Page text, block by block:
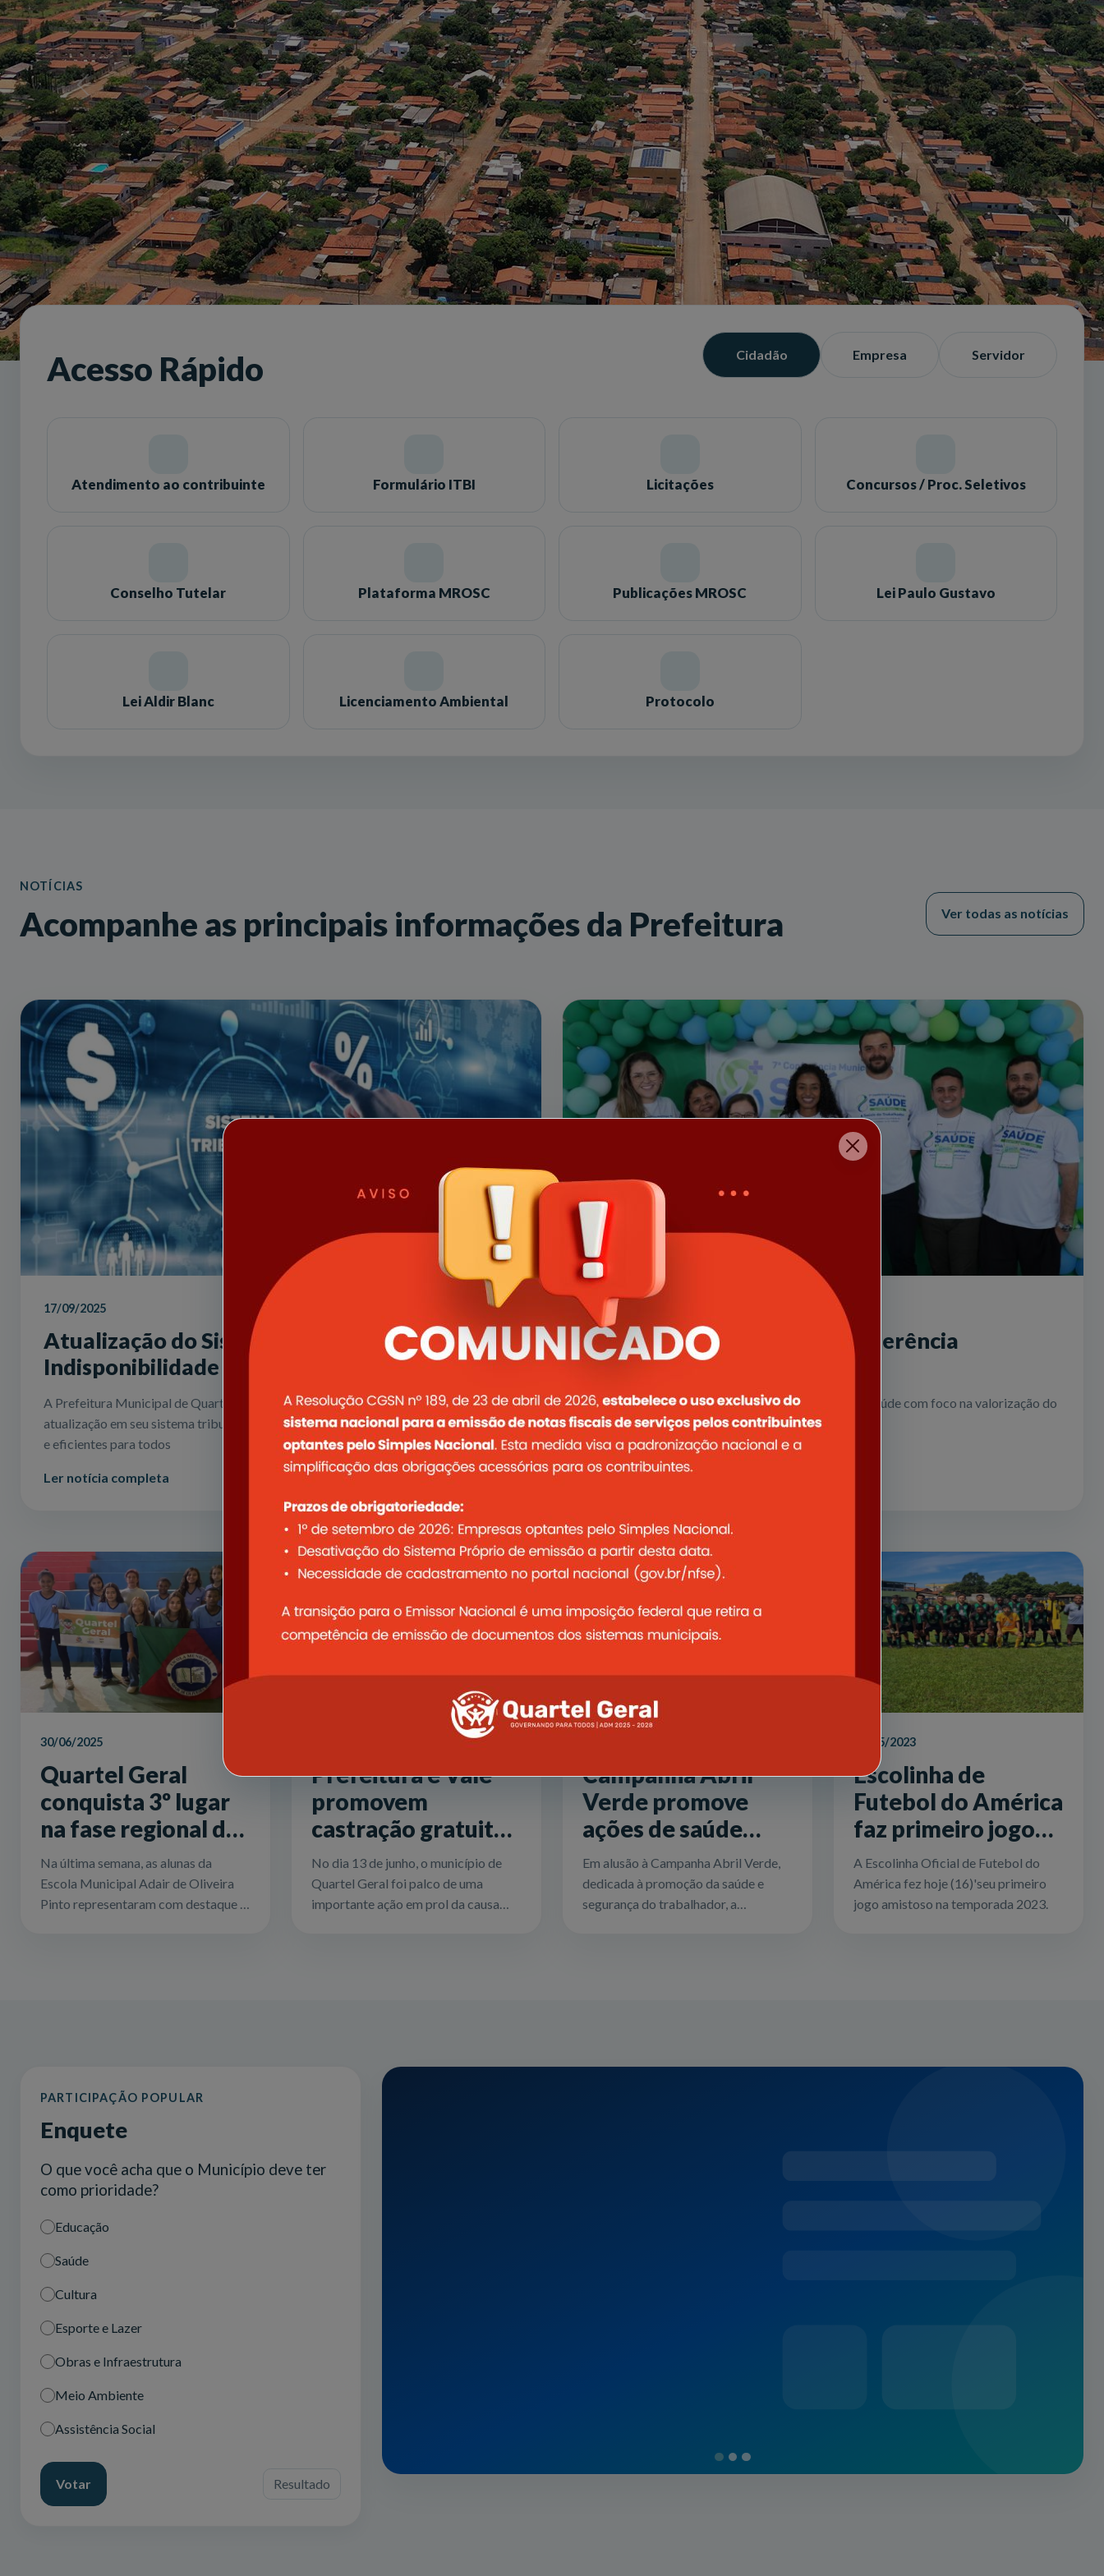
Slide anterior Próximo slide
Acesso Rápido Cidadão Empresa Servidor
Atendimento ao contribuinte Formulário ITBI Licitações Concursos / Proc. Seletivos
Conselho Tutelar Plataforma MROSC Publicações MROSC Lei Paulo Gustavo
Lei Aldir Blanc Licenciamento Ambiental Protocolo
NOTÍCIAS
Acompanhe as principais informações da Prefeitura Ver todas as notícias
17/09/2025
Atualização do Sistema Tributário Municipal e
Indisponibilidade Temporária de Serviços
A Prefeitura Municipal de Quartel Geral informa que realizará uma importante
atualização em seu sistema tributário, visando oferecer serviços mais ágeis, seguros
e eficientes para todos
Ler notícia completa
27/07/2025
Quartel Geral realiza 7ª Conferência
Municipal de Saúde
Quartel Geral realiza 7ª Conferência Municipal de Saúde com foco na valorização do
trabalhador e participação popular
Ler notícia completa
30/06/2025
Quartel Geral
conquista 3º lugar
na fase regional do
JEMG 2025 com
equipe feminina de
futsal
Na última semana, as alunas da
Escola Municipal Adair de Oliveira
Pinto representaram com destaque o
Prefeitura e Vale
promovem
castração gratuita
de 50 animais em
Quartel Geral
No dia 13 de junho, o município de
Quartel Geral foi palco de uma
importante ação em prol da causa
Campanha Abril
Verde promove
ações de saúde
voltadas ao
trabalhador rural
em Quartel Geral
Em alusão à Campanha Abril Verde,
dedicada à promoção da saúde e
segurança do trabalhador, a
16/05/2023
Escolinha de
Futebol do América
faz primeiro jogo
amistoso em 2023
A Escolinha Oficial de Futebol do
América fez hoje (16)'seu primeiro
jogo amistoso na temporada 2023.
PARTICIPAÇÃO POPULAR
Enquete
O que você acha que o Município deve ter
como prioridade?
Educação
Saúde
Cultura
Esporte e Lazer
Obras e Infraestrutura
Meio Ambiente
Assistência Social
Votar Resultado